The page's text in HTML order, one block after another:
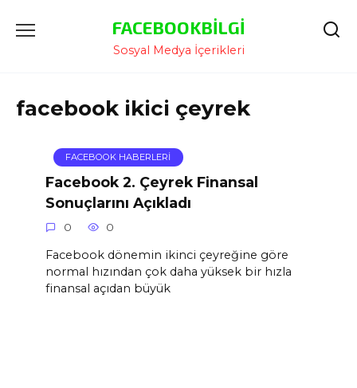
Atla
FACEBOOKBILGI
Sosyal Medya İçerikleri
facebook ikici çeyrek
FACEBOOK HABERLERI
Facebook 2. Çeyrek Finansal
Sonuçlarını Açıkladı
0 0
Facebook dönemin ikinci çeyreğine göre
normal hızından çok daha yüksek bir hızla
finansal açıdan büyük